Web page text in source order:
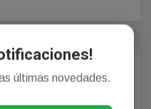
últimas novedades.